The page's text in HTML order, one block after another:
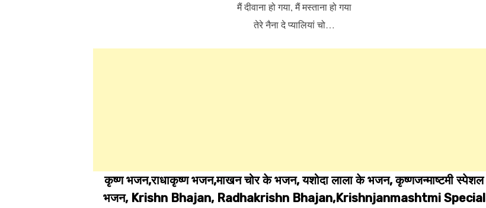
मैं दीवाना हो गया, मैं मस्ताना हो गया
तेरे नैना दे प्यालियां चो…
कृष्ण भजन,राधाकृष्ण भजन,माखन चोर के भजन, यशोदा लाला के भजन, कृष्णजन्माष्टमी स्पेशल
भजन, Krishn Bhajan, Radhakrishn Bhajan,Krishnjanmashtmi Special